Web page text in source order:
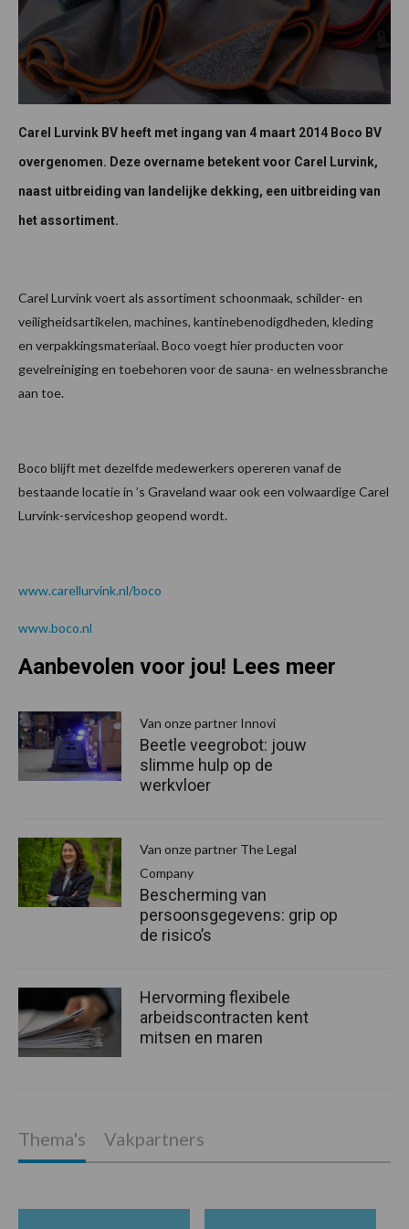
Carel Lurvink BV heeft met ingang van 4 maart 2014 Boco BV
overgenomen. Deze overname betekent voor Carel Lurvink,
naast uitbreiding van landelijke dekking, een uitbreiding van
het assortiment.
Carel Lurvink voert als assortiment schoonmaak, schilder- en
veiligheidsartikelen, machines, kantinebenodigdheden, kleding
en verpakkingsmateriaal. Boco voegt hier producten voor
gevelreiniging en toebehoren voor de sauna- en welnessbranche
aan toe.
Boco blijft met dezelfde medewerkers opereren vanaf de
bestaande locatie in ’s Graveland waar ook een volwaardige Carel
Lurvink-serviceshop geopend wordt.
www.carellurvink.nl/boco
www.boco.nl
Aanbevolen voor jou! Lees meer
Van onze partner Innovi
Beetle veegrobot: jouw
slimme hulp op de
werkvloer
Van onze partner The Legal
Company
Bescherming van
persoonsgegevens: grip op
de risico’s
Hervorming flexibele
arbeidscontracten kent
mitsen en maren
Thema's Vakpartners